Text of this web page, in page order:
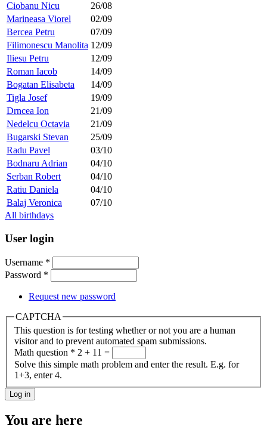
Ciobanu Nicu
26/08
Marineasa Viorel
02/09
Bercea Petru
07/09
Filimonescu Manolita 12/09
Iliesu Petru
12/09
Roman Iacob
14/09
Bogatan Elisabeta
14/09
Tigla Josef
19/09
Drncea Ion
21/09
Nedelcu Octavia
21/09
Bugarski Stevan
25/09
Radu Pavel
03/10
Bodnaru Adrian
04/10
Serban Robert
04/10
Ratiu Daniela
04/10
Balaj Veronica
07/10
All birthdays
User login
Username *
Password *
Request new password
CAPTCHA
This question is for testing whether or not you are a human
visitor and to prevent automated spam submissions.
Math question * 2 + 11 =
Solve this simple math problem and enter the result. E.g. for
1+3, enter 4.
You are here